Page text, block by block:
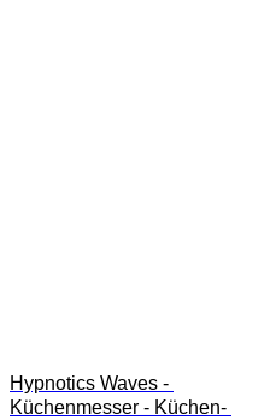
Hypnotics Waves -
Küchenmesser - Küchen-